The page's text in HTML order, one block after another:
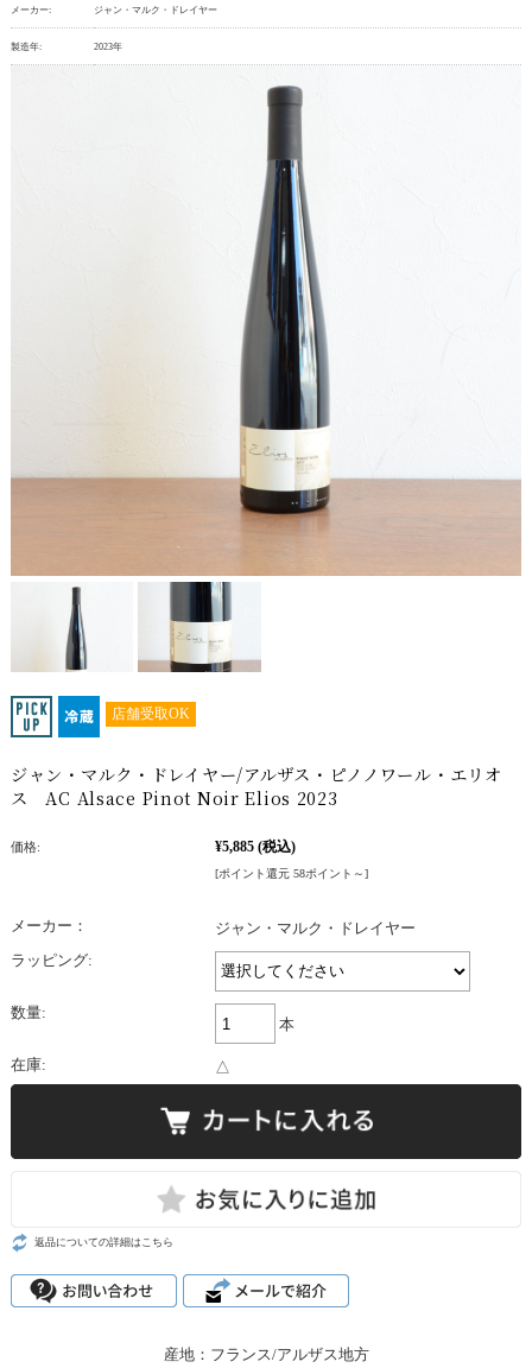
メーカー: ジャン・マルク・ドレイヤー
製造年: 2023年
店舗受取OK
ジャン・マルク・ドレイヤー/アルザス・ピノノワール・エリオ
ス AC Alsace Pinot Noir Elios 2023
価格: ¥5,885 (税込)
[ポイント還元 58ポイント～]
メーカー：
ジャン・マルク・ドレイヤー
ラッピング:
数量:
本
在庫: △
返品についての詳細はこちら
産地：フランス/アルザス地方